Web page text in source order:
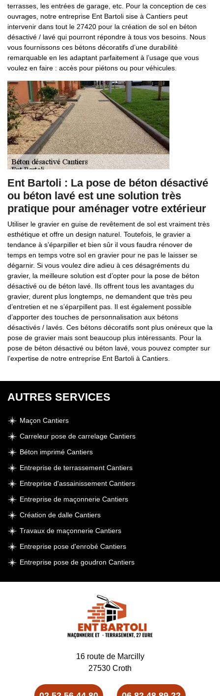
terrasses, les entrées de garage, etc. Pour la conception de ces
ouvrages, notre entreprise Ent Bartoli sise à Cantiers peut
intervenir dans tout le 27420 pour la création de sol en béton
désactivé / lavé qui pourront répondre à tous vos besoins. Nous
vous fournissons ces bétons décoratifs d’une durabilité
remarquable en les adaptant parfaitement à l’usage que vous
voulez en faire : accès pour piétons ou pour véhicules.
Ent Bartoli : La pose de béton désactivé
ou béton lavé est une solution très
pratique pour aménager votre extérieur
Utiliser le gravier en guise de revêtement de sol est vraiment très
esthétique et offre un design naturel. Toutefois, le gravier a
tendance à s’éparpiller et bien sûr il vous faudra rénover de
temps en temps votre sol en gravier pour ne pas le laisser se
dégarnir. Si vous voulez dire adieu à ces désagréments du
gravier, la meilleure solution est d’opter pour la pose de béton
désactivé ou de béton lavé. Ils offrent tous les avantages du
gravier, durent plus longtemps, ne demandent que très peu
d’entretien et ne s’éparpillent pas. Il est également possible
d’apporter des touches de personnalisation aux bétons
désactivés / lavés. Ces bétons décoratifs sont plus onéreux que la
pose de gravier mais sont beaucoup plus intéressants. Pour la
pose de béton désactivé ou béton lavé, vous pouvez compter sur
l’expertise de notre entreprise Ent Bartoli à Cantiers.
AUTRES SERVICES
Maçon Cantiers
Carreleur pose de carrelage Cantiers
Béton imprimé Cantiers
Entreprise de terrassement Cantiers
Entreprise d'assainissement Cantiers
Entreprise de maçonnerie Cantiers
Création de dalle Cantiers
Travaux de maçonnerie Cantiers
Entreprise pose d'enrobé Cantiers
Entreprise pose de goudron Cantiers
16 route de Marcilly
27530 Croth